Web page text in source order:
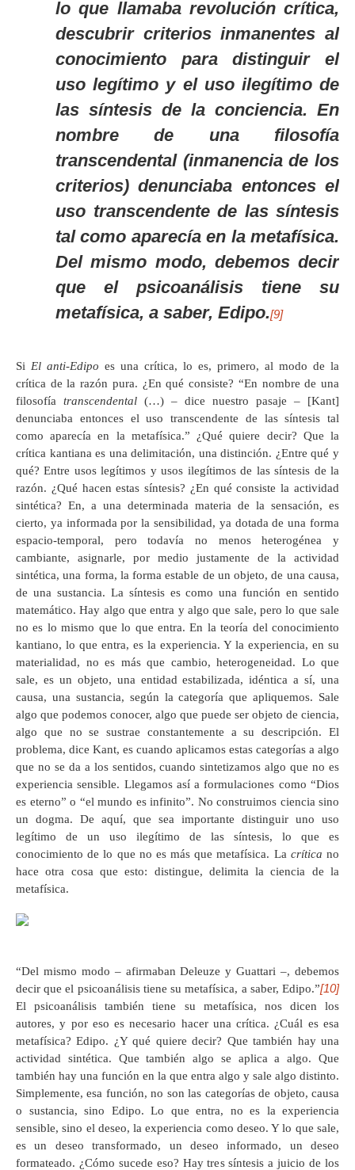
lo que llamaba revolución crítica,
descubrir criterios inmanentes al
conocimiento para distinguir el
uso legítimo y el uso ilegítimo de
las síntesis de la conciencia. En
nombre de una filosofía
transcendental(inmanencia de los
criterios) denunciaba entonces el
uso transcendente de las síntesis
tal como aparecía en la metafísica.
Del mismo modo, debemos decir
que el psicoanálisis tiene su
metafísica, a saber, Edipo.[9]
Si El anti-Edipo es una crítica, lo es, primero, al modo de la
crítica de la razón pura. ¿En qué consiste? “En nombre de una
filosofía transcendental (…) – dice nuestro pasaje – [Kant]
denunciaba entonces el uso transcendente de las síntesis tal
como aparecía en la metafísica.” ¿Qué quiere decir? Que la
crítica kantiana es una delimitación, una distinción. ¿Entre qué y
qué? Entre usos legítimos y usos ilegítimos de las síntesis de la
razón. ¿Qué hacen estas síntesis? ¿En qué consiste la actividad
sintética? En, a una determinada materia de la sensación, es
cierto, ya informada por la sensibilidad, ya dotada de una forma
espacio-temporal, pero todavía no menos heterogénea y
cambiante, asignarle, por medio justamente de la actividad
sintética, una forma, la forma estable de un objeto, de una causa,
de una sustancia. La síntesis es como una función en sentido
matemático. Hay algo que entra y algo que sale, pero lo que sale
no es lo mismo que lo que entra. En la teoría del conocimiento
kantiano, lo que entra, es la experiencia. Y la experiencia, en su
materialidad, no es más que cambio, heterogeneidad. Lo que
sale, es un objeto, una entidad estabilizada, idéntica a sí, una
causa, una sustancia, según la categoría que apliquemos. Sale
algo que podemos conocer, algo que puede ser objeto de ciencia,
algo que no se sustrae constantemente a su descripción. El
problema, dice Kant, es cuando aplicamos estas categorías a algo
que no se da a los sentidos, cuando sintetizamos algo que no es
experiencia sensible. Llegamos así a formulaciones como “Dios
es eterno” o “el mundo es infinito”. No construimos ciencia sino
un dogma. De aquí, que sea importante distinguir uno uso
legítimo de un uso ilegítimo de las síntesis, lo que es
conocimiento de lo que no es más que metafísica. La crítica no
hace otra cosa que esto: distingue, delimita la ciencia de la
metafísica.
“Del mismo modo – afirmaban Deleuze y Guattari –, debemos
decir que el psicoanálisis tiene su metafísica, a saber, Edipo.”[10]
El psicoanálisis también tiene su metafísica, nos dicen los
autores, y por eso es necesario hacer una crítica. ¿Cuál es esa
metafísica? Edipo. ¿Y qué quiere decir? Que también hay una
actividad sintética. Que también algo se aplica a algo. Que
también hay una función en la que entra algo y sale algo distinto.
Simplemente, esa función, no son las categorías de objeto, causa
o sustancia, sino Edipo. Lo que entra, no es la experiencia
sensible, sino el deseo, la experiencia como deseo. Y lo que sale,
es un deseo transformado, un deseo informado, un deseo
formateado. ¿Cómo sucede eso? Hay tres síntesis a juicio de los